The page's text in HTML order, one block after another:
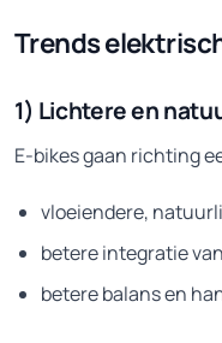
Trends
1) Lichtere en
E-bikes gaan richting
vloeiendere,
betere integratie
betere balans en